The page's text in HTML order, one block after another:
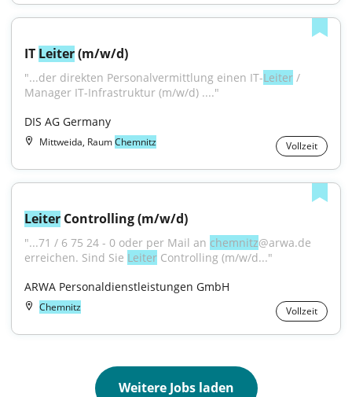
IT Leiter (m/w/d)
"...der direkten Personalvermittlung einen IT-Leiter /
Manager IT-Infrastruktur (m/w/d) ...."
DIS AG Germany
Mittweida, RaumChemnitz Vollzeit
Leiter Controlling (m/w/d)
"...71 / 6 75 24 - 0 oder per Mail an chemnitz@arwa.de
erreichen. Sind Sie Leiter Controlling (m/w/d..."
ARWA Personaldienstleistungen GmbH
Chemnitz Vollzeit
Weitere Jobs laden